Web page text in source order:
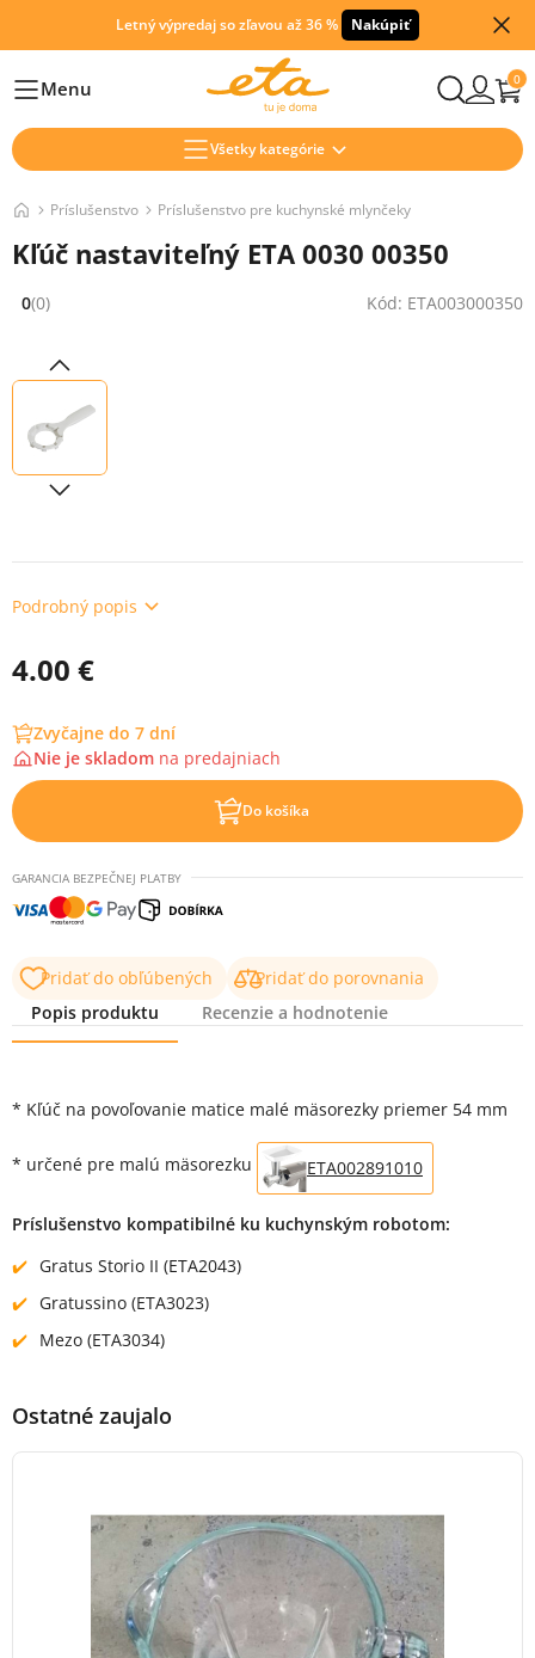
Letný výpredaj so zľavou až 36 % Nakúpiť
HlavníMenu 0
Všetky kategórie
Príslušenstvo Príslušenstvo pre kuchynské mlynčeky
Kľúč nastaviteľný ETA 0030 00350
Hodnocení: 0 z 5 (0 recenzí)
0(0) Kód: ETA003000350
Podrobný popis
4.00 €
Zvyčajne do 7 dní
Nie je skladom na predajniach
Do košíka
GARANCIA BEZPEČNEJ PLATBY
Pridať do obľúbených
Pridať do porovnania
Popis produktu
Recenzie a hodnotenie
* Kľúč na povoľovanie matice malé mäsorezky priemer 54 mm
* určené pre malú mäsorezku ETA002891010
Príslušenstvo kompatibilné ku kuchynským robotom:
Gratus Storio II (ETA2043)
Gratussino (ETA3023)
Mezo (ETA3034)
Ostatné zaujalo